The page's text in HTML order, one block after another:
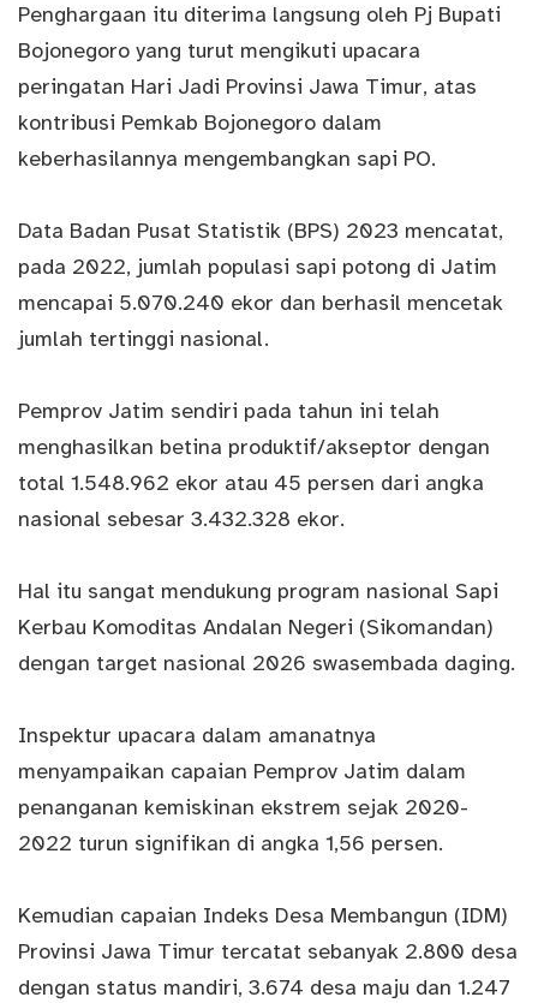
Penghargaan itu diterima langsung oleh Pj Bupati
Bojonegoro yang turut mengikuti upacara
peringatan Hari Jadi Provinsi Jawa Timur, atas
kontribusi Pemkab Bojonegoro dalam
keberhasilannya mengembangkan sapi PO.
Data Badan Pusat Statistik (BPS) 2023 mencatat,
pada 2022, jumlah populasi sapi potong di Jatim
mencapai 5.070.240 ekor dan berhasil mencetak
jumlah tertinggi nasional.
Pemprov Jatim sendiri pada tahun ini telah
menghasilkan betina produktif/akseptor dengan
total 1.548.962 ekor atau 45 persen dari angka
nasional sebesar 3.432.328 ekor.
Hal itu sangat mendukung program nasional Sapi
Kerbau Komoditas Andalan Negeri (Sikomandan)
dengan target nasional 2026 swasembada daging.
Inspektur upacara dalam amanatnya
menyampaikan capaian Pemprov Jatim dalam
penanganan kemiskinan ekstrem sejak 2020-
2022 turun signifikan di angka 1,56 persen.
Kemudian capaian Indeks Desa Membangun (IDM)
Provinsi Jawa Timur tercatat sebanyak 2.800 desa
dengan status mandiri, 3.674 desa maju dan 1.247